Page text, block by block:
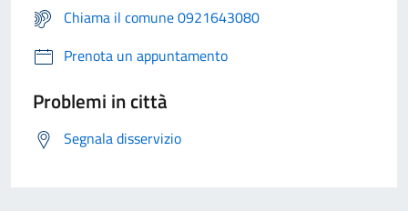
Chiama il comune 0921643080
Prenota un appuntamento
Problemi in città
Segnala disservizio